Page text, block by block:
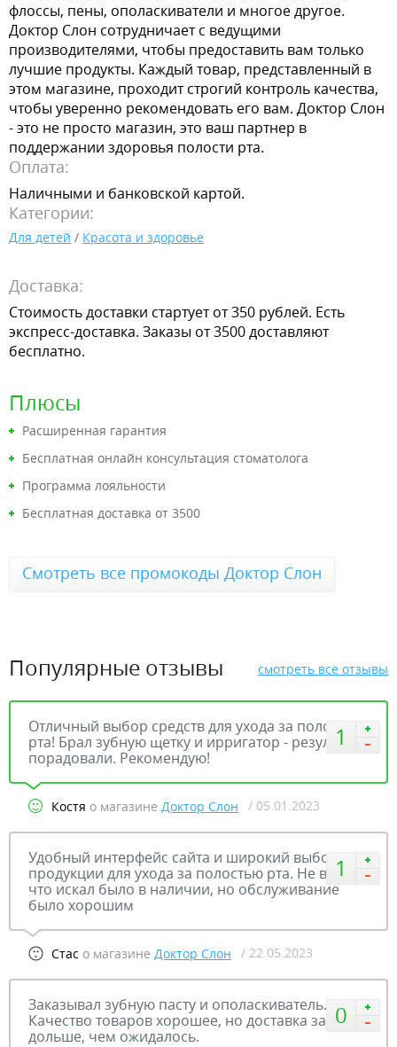
флоссы, пены, ополаскиватели и многое другое.
Доктор Слон сотрудничает с ведущими
производителями, чтобы предоставить вам только
лучшие продукты. Каждый товар, представленный в
этом магазине, проходит строгий контроль качества,
чтобы уверенно рекомендовать его вам. Доктор Слон
- это не просто магазин, это ваш партнер в
поддержании здоровья полости рта.
Оплата:
Наличными и банковской картой.
Категории:
Для детей / Красота и здоровье
Доставка:
Стоимость доставки стартует от 350 рублей. Есть
экспресс-доставка. Заказы от 3500 доставляют
бесплатно.
Плюсы
Расширенная гарантия
Бесплатная онлайн консультация стоматолога
Программа лояльности
Бесплатная доставка от 3500
Смотреть все промокоды Доктор Слон
Популярные отзывы смотреть все отзывы
1
Отличный выбор средств для ухода за полостью
рта! Брал зубную щетку и ирригатор - результаты
порадовали. Рекомендую!
Костя о магазине Доктор Слон / 05.01.2023
1
Удобный интерфейс сайта и широкий выбор
продукции для ухода за полостью рта. Не все
что искал было в наличии, но обслуживание
было хорошим
Стас о магазине Доктор Слон / 22.05.2023
0
Заказывал зубную пасту и ополаскиватель.
Качество товаров хорошее, но доставка заняла
дольше, чем ожидалось.